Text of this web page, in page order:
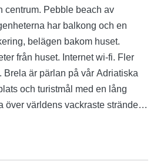
centrum. Pebble beach av
har balkong och en
belägen bakom huset.
från huset. Internet wi-fi. Fler
Brela är pärlan på vår Adriatiska
och turistmål med en lång
över världens vackraste stränder
Kilometer tallar skapar